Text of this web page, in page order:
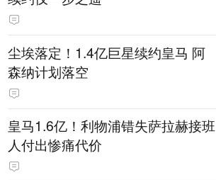
尘埃落定！1.4亿巨星续约皇马 阿
森纳计划落空
皇马1.6亿！利物浦错失萨拉赫接班
人付出惨痛代价